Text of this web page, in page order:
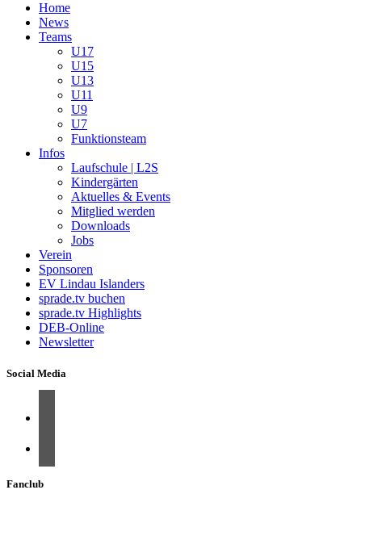
Home
News
Teams
U17
U15
U13
U11
U9
U7
Funktionsteam
Infos
Laufschule | L2S
Kindergärten
Aktuelles & Events
Mitglied werden
Downloads
Jobs
Verein
Sponsoren
EV Lindau Islanders
sprade.tv buchen
sprade.tv Highlights
DEB-Online
Newsletter
Social Media
Fanclub